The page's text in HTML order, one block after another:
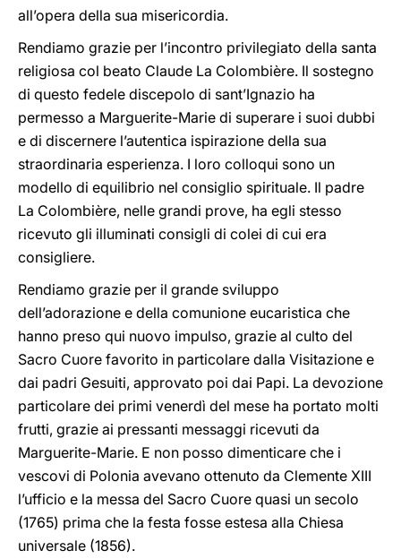
all’opera della sua misericordia.
Rendiamo grazie per l’incontro privilegiato della santa
religiosa col beato Claude La Colombière. Il sostegno
di questo fedele discepolo di sant’Ignazio ha
permesso a Marguerite-Marie di superare i suoi dubbi
e di discernere l’autentica ispirazione della sua
straordinaria esperienza. I loro colloqui sono un
modello di equilibrio nel consiglio spirituale. Il padre
La Colombière, nelle grandi prove, ha egli stesso
ricevuto gli illuminati consigli di colei di cui era
consigliere.
Rendiamo grazie per il grande sviluppo
dell’adorazione e della comunione eucaristica che
hanno preso qui nuovo impulso, grazie al culto del
Sacro Cuore favorito in particolare dalla Visitazione e
dai padri Gesuiti, approvato poi dai Papi. La devozione
particolare dei primi venerdì del mese ha portato molti
frutti, grazie ai pressanti messaggi ricevuti da
Marguerite-Marie. E non posso dimenticare che i
vescovi di Polonia avevano ottenuto da Clemente XIII
l’ufficio e la messa del Sacro Cuore quasi un secolo
(1765) prima che la festa fosse estesa alla Chiesa
universale (1856).